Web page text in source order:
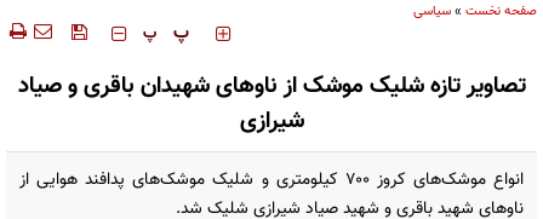
صفحه نخست »سیاسی
‍‍‍ پ پ
تصاویر تازه شلیک موشک‌ از ناوهای شهیدان باقری و صیاد
شیرازی
انواع موشک‌های کروز ۷۰۰ کیلومتری و شلیک موشک‌های پدافند هوایی از
ناوهای شهید باقری و شهید صیاد شیرازی شلیک شد.